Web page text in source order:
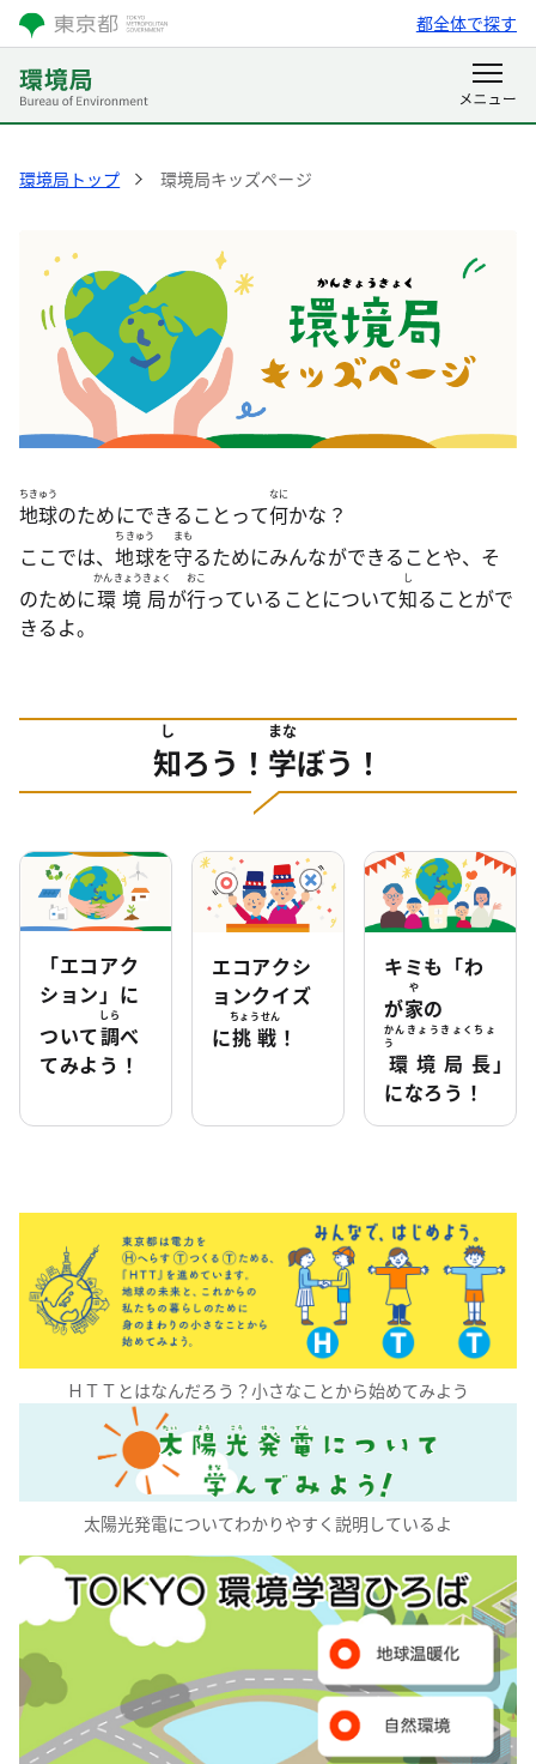
都全体で探す
環境局トップ 環境局キッズページ
地球
ちきゅう
のためにできることって何
なに
かな？
ここでは、地球
ちきゅう
を守
まも
るためにみんなができることや、そ
のために環境局
かんきょうきょく
が行
おこ
っていることについて知
し
ることがで
きるよ。
知
し
ろう！ 学
まな
ぼう！
「エコアク
ション」に
ついて調
しら
べ
てみよう！
エコアクシ
ョンクイズ
に挑戦
ちょうせん
！
キミも「わ
が家
や
の
環境局長
かんきょうきょくちょ
う
」
になろう！
ＨＴＴとはなんだろう？小さなことから始めてみよう
太陽光発電についてわかりやすく説明しているよ